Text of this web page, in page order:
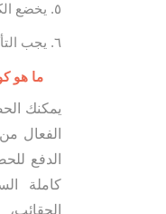
يخضع
يجب
ما هو
يمكنك
الفعال
كاملة